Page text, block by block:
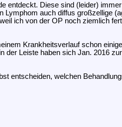
entdeckt. Diese sind (leider)
Lymphom auch diffus großzellige
ich von der OP noch ziemlich
Krankheitsverlauf schon
Leiste haben sich Jan. 2016
entscheiden, welchen